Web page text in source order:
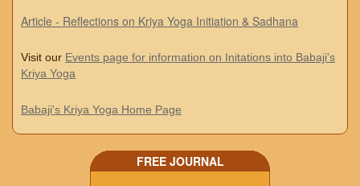
Article - Reflections on Kriya Yoga Initiation & Sadhana
Visit our Events page for information on Initations into Babaji's
Kriya Yoga
Babaji's Kriya Yoga Home Page
FREE JOURNAL